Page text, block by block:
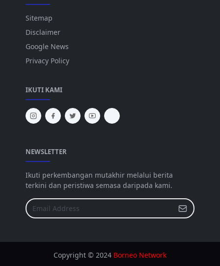
Sitemap
Disclaimer
Google News
Privacy Policy
IKUTI KAMI
NEWSLETTER
Ikuti perkembangan mutakhir melalui berita
terkini dan peristiwa semasa daripada kami.
Copyright © 2024 Borneo Network